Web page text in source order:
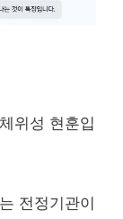
위성 현훈입
전정기관이